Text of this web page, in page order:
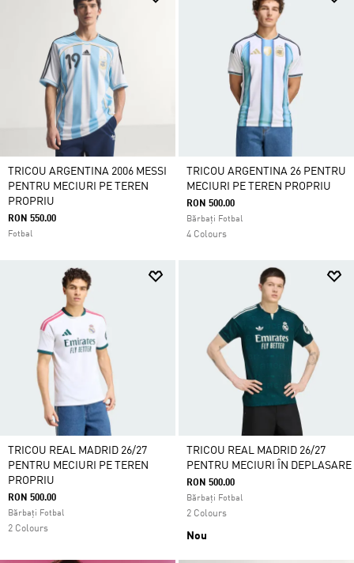
TRICOU ARGENTINA 2006 MESSI
PENTRU MECIURI PE TEREN
PROPRIU
RON 550.00
Fotbal
TRICOU ARGENTINA 26 PENTRU
MECIURI PE TEREN PROPRIU
RON 500.00
Bărbați Fotbal
4 Colours
TRICOU REAL MADRID 26/27
PENTRU MECIURI PE TEREN
PROPRIU
RON 500.00
Bărbați Fotbal
2 Colours
TRICOU REAL MADRID 26/27
PENTRU MECIURI ÎN DEPLASARE
RON 500.00
Bărbați Fotbal
2 Colours
Nou